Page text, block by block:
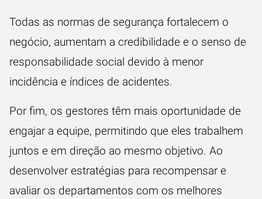
Todas as normas de segurança fortalecem o
negócio, aumentam a credibilidade e o senso de
responsabilidade social devido à menor
incidência e índices de acidentes.
Por fim, os gestores têm mais oportunidade de
engajar a equipe, permitindo que eles trabalhem
juntos e em direção ao mesmo objetivo. Ao
desenvolver estratégias para recompensar e
avaliar os departamentos com os melhores